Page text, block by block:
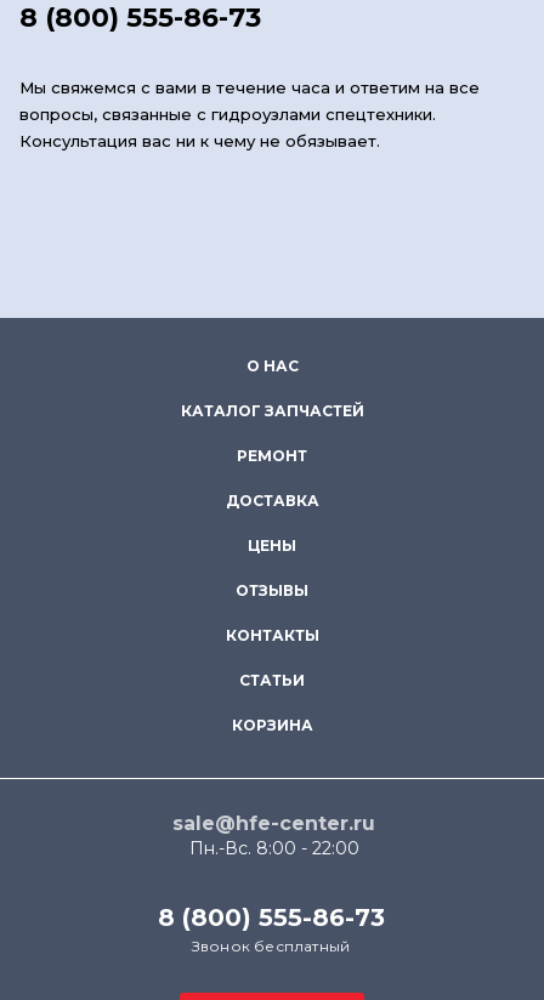
8 (800) 555-86-73
Мы свяжемся с вами в течение часа и ответим на все
вопросы, связанные с гидроузлами спецтехники.
Консультация вас ни к чему не обязывает.
О НАС
КАТАЛОГ ЗАПЧАСТЕЙ
РЕМОНТ
ДОСТАВКА
ЦЕНЫ
ОТЗЫВЫ
КОНТАКТЫ
СТАТЬИ
КОРЗИНА
sale@hfe-center.ru
Пн.-Вс. 8:00 - 22:00
8 (800) 555-86-73
Звонок бесплатный